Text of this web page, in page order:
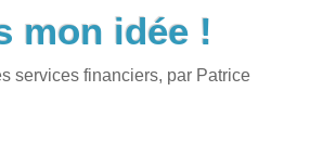
mon idée !
services financiers, par Patrice